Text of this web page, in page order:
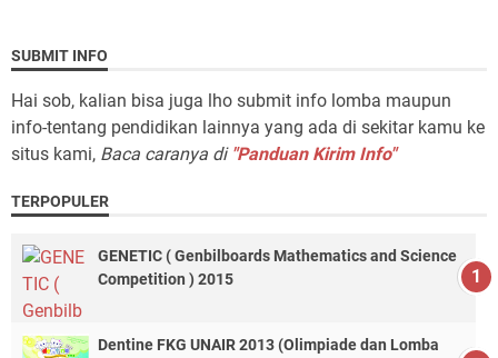
SUBMIT INFO
Hai sob, kalian bisa juga lho submit info lomba maupun
info-tentang pendidikan lainnya yang ada di sekitar kamu ke
situs kami, Baca caranya di "Panduan Kirim Info"
TERPOPULER
GENETIC ( Genbilboards Mathematics and Science
Competition ) 2015
Dentine FKG UNAIR 2013 (Olimpiade dan Lomba